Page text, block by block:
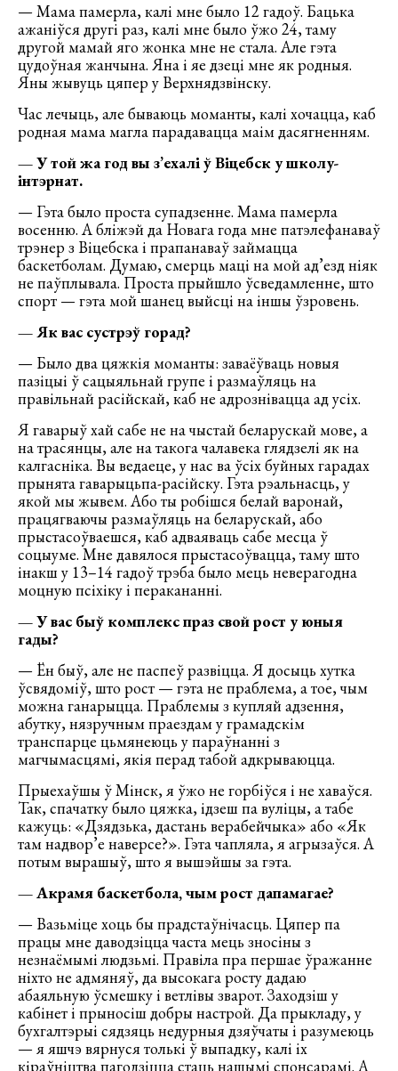
— Мама памерла, калі мне было 12 гадоў. Бацька
ажаніўся другі раз, калі мне было ўжо 24, таму
другой мамай яго жонка мне не стала. Але гэта
цудоўная жанчына. Яна і яе дзеці мне як родныя.
Яны жывуць цяпер у Верхнядзвінску.
Час лечыць, але бываюць моманты, калі хочацца, каб
родная мама магла парадавацца маім дасягненням.
— У той жа год вы з’ехалі ў Віцебск у школу-
інтэрнат.
— Гэта было проста супадзенне. Мама памерла
восенню. А бліжэй да Новага года мне патэлефанаваў
трэнер з Віцебска і прапанаваў займацца
баскетболам. Думаю, смерць маці на мой ад’езд ніяк
не паўплывала. Проста прыйшло ўсведамленне, што
спорт — гэта мой шанец выйсці на іншы ўзровень.
— Як вас сустрэў горад?
— Было два цяжкія моманты: заваёўваць новыя
пазіцыі ў сацыяльнай групе і размаўляць на
правільнай расійскай, каб не адрознівацца ад усіх.
Я гаварыў хай сабе не на чыстай беларускай мове, а
на трасянцы, але на такога чалавека глядзелі як на
калгасніка. Вы ведаеце, у нас ва ўсіх буйных гарадах
прынята гаварыцьпа-расійску. Гэта рэальнасць, у
якой мы жывем. Або ты робішся белай варонай,
працягваючы размаўляць на беларускай, або
прыстасоўваешся, каб адваяваць сабе месца ў
соцыуме. Мне давялося прыстасоўвацца, таму што
інакш у 13–14 гадоў трэба было мець неверагодна
моцную псіхіку і перакананні.
— У вас быў комплекс праз свой рост у юныя
гады?
— Ён быў, але не паспеў развіцца. Я досыць хутка
ўсвядоміў, што рост — гэта не праблема, а тое, чым
можна ганарыцца. Праблемы з купляй адзення,
абутку, нязручным праездам у грамадскім
транспарце цьмянеюць у параўнанні з
магчымасцямі, якія перад табой адкрываюцца.
Прыехаўшы ў Мінск, я ўжо не горбіўся і не хаваўся.
Так, спачатку было цяжка, ідзеш па вуліцы, а табе
кажуць: «Дзядзька, дастань верабейчыка» або «Як
там надвор’е наверсе?». Гэта чапляла, я агрызаўся. А
потым вырашыў, што я вышэйшы за гэта.
— Акрамя баскетбола, чым рост дапамагае?
— Вазьміце хоць бы прадстаўнічасць. Цяпер па
працы мне даводзіцца часта мець зносіны з
незнаёмымі людзьмі. Правіла пра першае ўражанне
ніхто не адмяняў, да высокага росту дадаю
абаяльную ўсмешку і ветлівы зварот. Заходзіш у
кабінет і прыносіш добры настрой. Да прыкладу, у
бухгалтэрыі сядзяць недурныя дзяўчаты і разумеюць
— я яшчэ вярнуся толькі ў выпадку, калі іх
кіраўніцтва пагодзіцца стаць нашымі спонсарамі. А